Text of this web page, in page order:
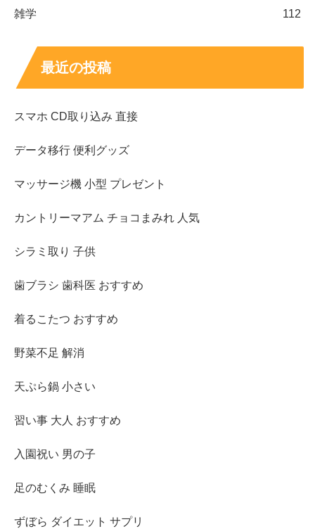
雑学 112
最近の投稿
スマホ CD取り込み 直接
データ移行 便利グッズ
マッサージ機 小型 プレゼント
カントリーマアム チョコまみれ 人気
シラミ取り 子供
歯ブラシ 歯科医 おすすめ
着るこたつ おすすめ
野菜不足 解消
天ぷら鍋 小さい
習い事 大人 おすすめ
入園祝い 男の子
足のむくみ 睡眠
ずぼら ダイエット サプリ